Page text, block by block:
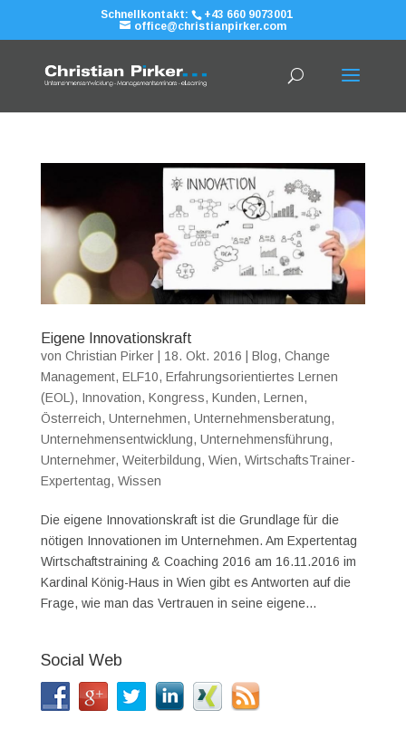
Schnellkontakt:
+43 660 9073001
office@christianpirker.com
Eigene Innovationskraft
von Christian Pirker| 18. Okt. 2016 Blog, Change
Management, ELF10, Erfahrungsorientiertes Lernen
(EOL), Innovation, Kongress, Kunden, Lernen,
Österreich, Unternehmen, Unternehmensberatung,
Unternehmensentwicklung, Unternehmensführung,
Unternehmer, Weiterbildung, Wien, WirtschaftsTrainer-
Expertentag, Wissen
Die eigene Innovationskraft ist die Grundlage für die
nötigen Innovationen im Unternehmen. Am Expertentag
Wirtschaftstraining & Coaching 2016 am 16.11.2016 im
Kardinal König-Haus in Wien gibt es Antworten auf die
Frage, wie man das Vertrauen in seine eigene...
Social Web